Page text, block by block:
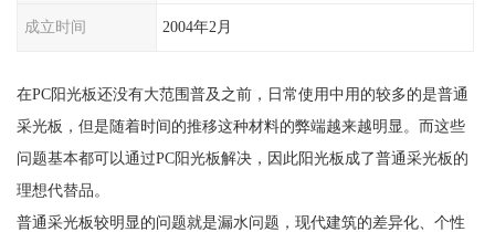
成立时间 2004年2月
在PC阳光板还没有大范围普及之前，日常使用中用的较多的是普通
采光板，但是随着时间的推移这种材料的弊端越来越明显。而这些
问题基本都可以通过PC阳光板解决，因此阳光板成了普通采光板的
理想代替品。
普通采光板较明显的问题就是漏水问题，现代建筑的差异化、个性